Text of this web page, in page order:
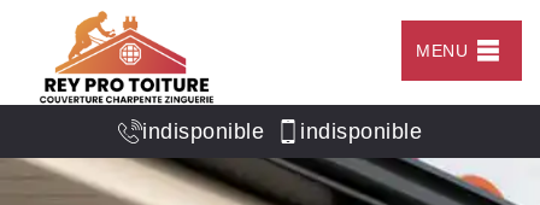
MENU
indisponible indisponible